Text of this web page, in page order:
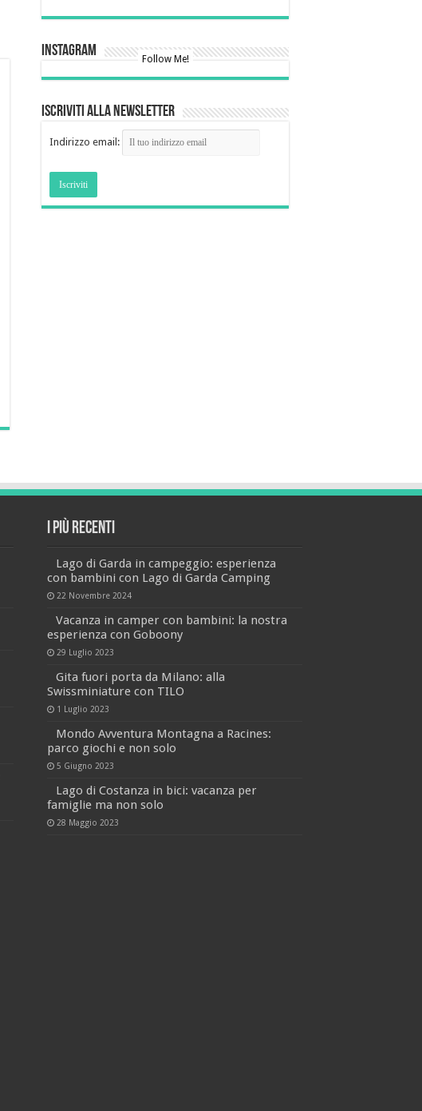
Instagram Follow Me!
Iscriviti alla newsletter
Indirizzo email:
I più recenti
Lago di Garda in campeggio: esperienza
con bambini con Lago di Garda Camping
22 Novembre 2024
Vacanza in camper con bambini: la nostra
esperienza con Goboony
29 Luglio 2023
Gita fuori porta da Milano: alla
Swissminiature con TILO
1 Luglio 2023
Mondo Avventura Montagna a Racines:
parco giochi e non solo
5 Giugno 2023
Lago di Costanza in bici: vacanza per
famiglie ma non solo
28 Maggio 2023